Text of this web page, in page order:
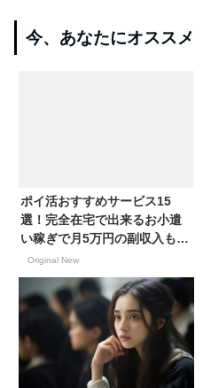
今、あなたにオススメ
ポイ活おすすめサービス15
選！完全在宅で出来るお小遣
い稼ぎで月5万円の副収入も目
指せる
Original New